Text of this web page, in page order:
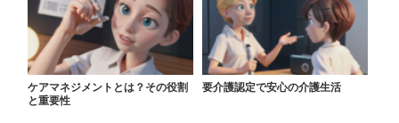
ケアマネジメントとは？その役割
と重要性
要介護認定で安心の介護生活